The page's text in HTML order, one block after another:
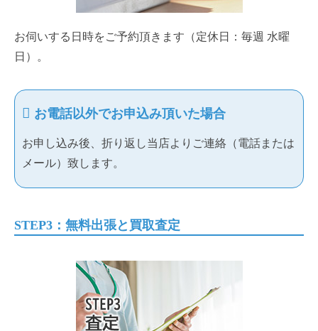
お伺いする日時をご予約頂きます（定休日：毎週 水曜
日）。
お電話以外でお申込み頂いた場合
お申し込み後、折り返し当店よりご連絡（電話または
メール）致します。
STEP3：無料出張と買取査定